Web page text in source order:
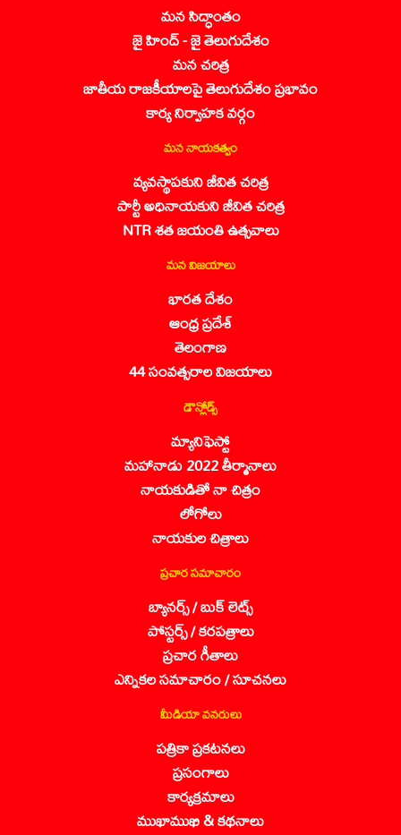
మన సిద్ధాంతం
జై హింద్ - జై తెలుగుదేశం
మన చరిత్ర
జాతీయ రాజకీయాలపై తెలుగుదేశం ప్రభావం
కార్య నిర్వాహక వర్గం
మన నాయకత్వం
వ్యవస్థాపకుని జీవిత చరిత్ర
పార్టీ అధినాయకుని జీవిత చరిత్ర
NTR శత జయంతి ఉత్సవాలు
మన విజయాలు
భారత దేశం
ఆంధ్ర ప్రదేశ్
తెలంగాణ
44 సంవత్సరాల విజయాలు
డౌన్లోడ్స్
మ్యానిఫెస్టో
మహానాడు 2022 తీర్మానాలు
నాయకుడితో నా చిత్రం
లోగోలు
నాయకుల చిత్రాలు
ప్రచార సమాచారం
బ్యానర్స్ / బుక్ లెట్స్
పోస్టర్స్ / కరపత్రాలు
ప్రచార గీతాలు
ఎన్నికల సమాచారం / సూచనలు
మీడియా వనరులు
పత్రికా ప్రకటనలు
ప్రసంగాలు
కార్యక్రమాలు
ముఖాముఖి & కథనాలు